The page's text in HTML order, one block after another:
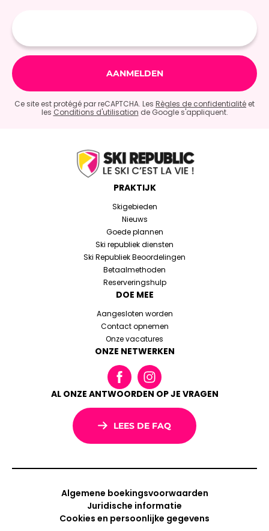
Ce site est protégé par reCAPTCHA. Les Règles de confidentialité et
les Conditions d'utilisation de Google s'appliquent.
PRAKTIJK
Skigebieden
Nieuws
Goede plannen
Ski republiek diensten
Ski Republiek Beoordelingen
Betaalmethoden
Reserveringshulp
DOE MEE
Aangesloten worden
Contact opnemen
Onze vacatures
ONZE NETWERKEN
AL ONZE ANTWOORDEN OP JE VRAGEN
LEES DE FAQ
Algemene boekingsvoorwaarden
Juridische informatie
Cookies en persoonlijke gegevens